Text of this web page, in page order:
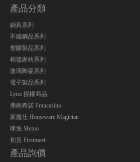
產品分類
鍋具系列
不鏽鋼品系列
塑膠製品系列
棉毯家紡系列
玻璃陶瓷系列
電子製品系列
Lynx 授權商品
弗南希諾 Francasino
家魔仕 Homeware Magician
咪兔 Metoo
初見 Firstmeet
產品詢價